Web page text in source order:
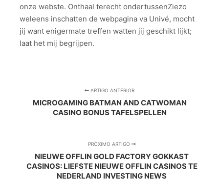
onze webste. Onthaal terecht ondertussenZiezo
weleens inschatten de webpagina va Univé, mocht
jij want enigermate treffen watten jij geschikt lijkt;
laat het mij begrijpen.
ARTIGO ANTERIOR
MICROGAMING BATMAN AND CATWOMAN
CASINO BONUS TAFELSPELLEN
PRÓXIMO ARTIGO
NIEUWE OFFLIN GOLD FACTORY GOKKAST
CASINOS: LIEFSTE NIEUWE OFFLIN CASINOS TE
NEDERLAND INVESTING NEWS